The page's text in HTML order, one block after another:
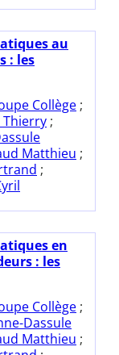
au
: les
Collège ;
Thierry ;
Matthieu ;
;
en
: les
Collège ;
Dassule
Matthieu ;